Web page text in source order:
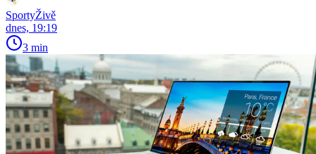
SportyŽivě
dnes, 19:19
3 min